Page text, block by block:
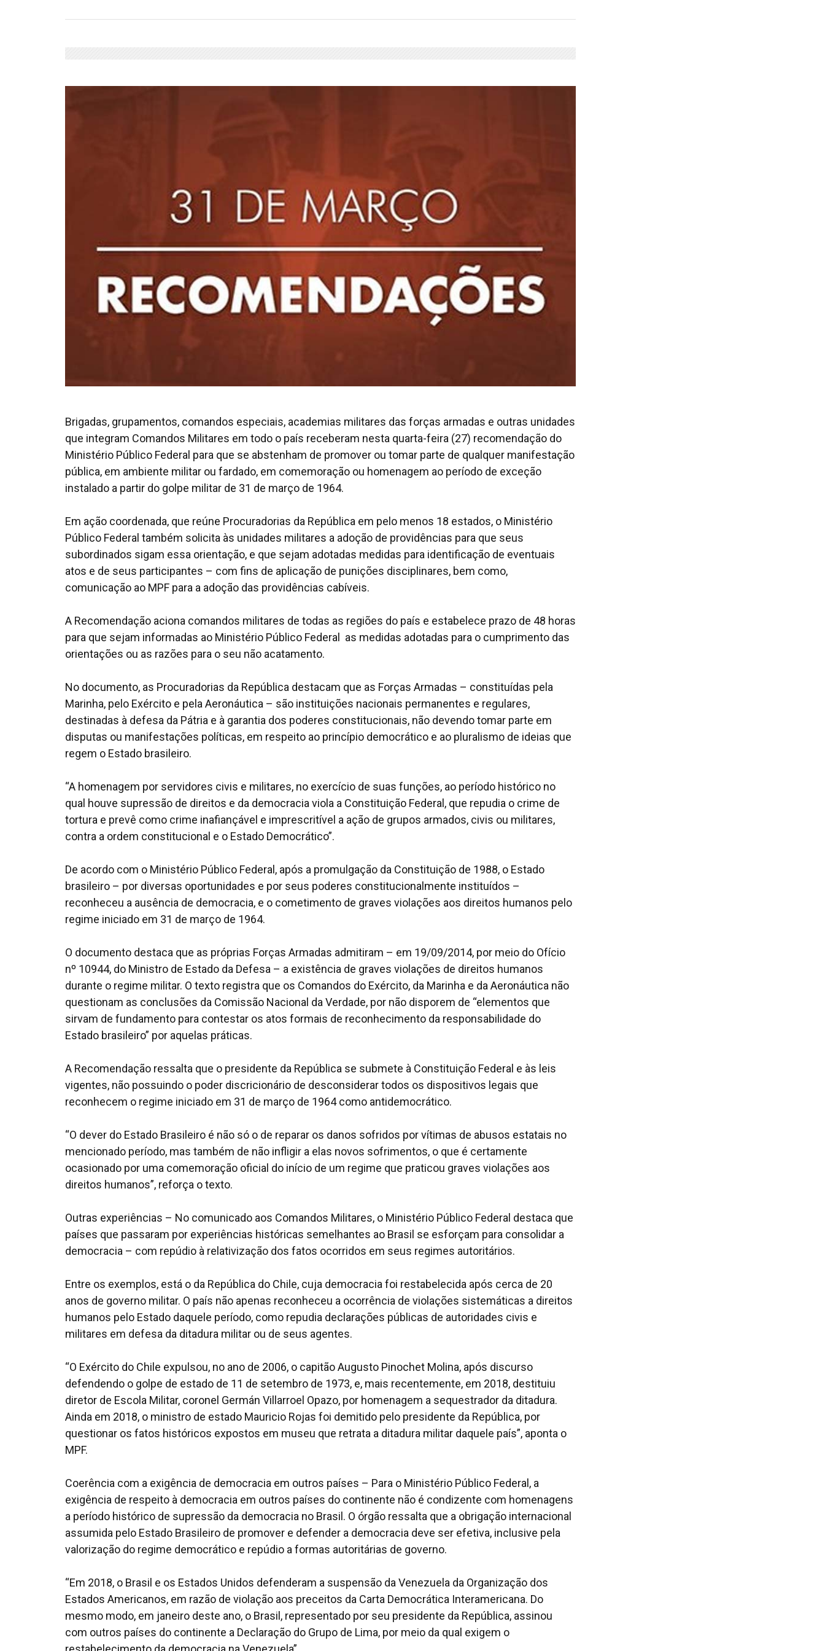
Brigadas, grupamentos, comandos especiais, academias militares das forças armadas e outras unidades
que integram Comandos Militares em todo o país receberam nesta quarta-feira (27) recomendação do
Ministério Público Federal para que se abstenham de promover ou tomar parte de qualquer manifestação
pública, em ambiente militar ou fardado, em comemoração ou homenagem ao período de exceção
instalado a partir do golpe militar de 31 de março de 1964.
Em ação coordenada, que reúne Procuradorias da República em pelo menos 18 estados, o Ministério
Público Federal também solicita às unidades militares a adoção de providências para que seus
subordinados sigam essa orientação, e que sejam adotadas medidas para identificação de eventuais
atos e de seus participantes – com fins de aplicação de punições disciplinares, bem como,
comunicação ao MPF para a adoção das providências cabíveis.
A Recomendação aciona comandos militares de todas as regiões do país e estabelece prazo de 48 horas
para que sejam informadas ao Ministério Público Federal as medidas adotadas para o cumprimento das
orientações ou as razões para o seu não acatamento.
No documento, as Procuradorias da República destacam que as Forças Armadas – constituídas pela
Marinha, pelo Exército e pela Aeronáutica – são instituições nacionais permanentes e regulares,
destinadas à defesa da Pátria e à garantia dos poderes constitucionais, não devendo tomar parte em
disputas ou manifestações políticas, em respeito ao princípio democrático e ao pluralismo de ideias que
regem o Estado brasileiro.
“A homenagem por servidores civis e militares, no exercício de suas funções, ao período histórico no
qual houve supressão de direitos e da democracia viola a Constituição Federal, que repudia o crime de
tortura e prevê como crime inafiançável e imprescritível a ação de grupos armados, civis ou militares,
contra a ordem constitucional e o Estado Democrático”.
De acordo com o Ministério Público Federal, após a promulgação da Constituição de 1988, o Estado
brasileiro – por diversas oportunidades e por seus poderes constitucionalmente instituídos –
reconheceu a ausência de democracia, e o cometimento de graves violações aos direitos humanos pelo
regime iniciado em 31 de março de 1964.
O documento destaca que as próprias Forças Armadas admitiram – em 19/09/2014, por meio do Ofício
nº 10944, do Ministro de Estado da Defesa – a existência de graves violações de direitos humanos
durante o regime militar. O texto registra que os Comandos do Exército, da Marinha e da Aeronáutica não
questionam as conclusões da Comissão Nacional da Verdade, por não disporem de “elementos que
sirvam de fundamento para contestar os atos formais de reconhecimento da responsabilidade do
Estado brasileiro” por aquelas práticas.
A Recomendação ressalta que o presidente da República se submete à Constituição Federal e às leis
vigentes, não possuindo o poder discricionário de desconsiderar todos os dispositivos legais que
reconhecem o regime iniciado em 31 de março de 1964 como antidemocrático.
“O dever do Estado Brasileiro é não só o de reparar os danos sofridos por vítimas de abusos estatais no
mencionado período, mas também de não infligir a elas novos sofrimentos, o que é certamente
ocasionado por uma comemoração oficial do início de um regime que praticou graves violações aos
direitos humanos”, reforça o texto.
Outras experiências – No comunicado aos Comandos Militares, o Ministério Público Federal destaca que
países que passaram por experiências históricas semelhantes ao Brasil se esforçam para consolidar a
democracia – com repúdio à relativização dos fatos ocorridos em seus regimes autoritários.
Entre os exemplos, está o da República do Chile, cuja democracia foi restabelecida após cerca de 20
anos de governo militar. O país não apenas reconheceu a ocorrência de violações sistemáticas a direitos
humanos pelo Estado daquele período, como repudia declarações públicas de autoridades civis e
militares em defesa da ditadura militar ou de seus agentes.
“O Exército do Chile expulsou, no ano de 2006, o capitão Augusto Pinochet Molina, após discurso
defendendo o golpe de estado de 11 de setembro de 1973, e, mais recentemente, em 2018, destituiu
diretor de Escola Militar, coronel Germán Villarroel Opazo, por homenagem a sequestrador da ditadura.
Ainda em 2018, o ministro de estado Mauricio Rojas foi demitido pelo presidente da República, por
questionar os fatos históricos expostos em museu que retrata a ditadura militar daquele país”, aponta o
MPF.
Coerência com a exigência de democracia em outros países – Para o Ministério Público Federal, a
exigência de respeito à democracia em outros países do continente não é condizente com homenagens
a período histórico de supressão da democracia no Brasil. O órgão ressalta que a obrigação internacional
assumida pelo Estado Brasileiro de promover e defender a democracia deve ser efetiva, inclusive pela
valorização do regime democrático e repúdio a formas autoritárias de governo.
“Em 2018, o Brasil e os Estados Unidos defenderam a suspensão da Venezuela da Organização dos
Estados Americanos, em razão de violação aos preceitos da Carta Democrática Interamericana. Do
mesmo modo, em janeiro deste ano, o Brasil, representado por seu presidente da República, assinou
com outros países do continente a Declaração do Grupo de Lima, por meio da qual exigem o